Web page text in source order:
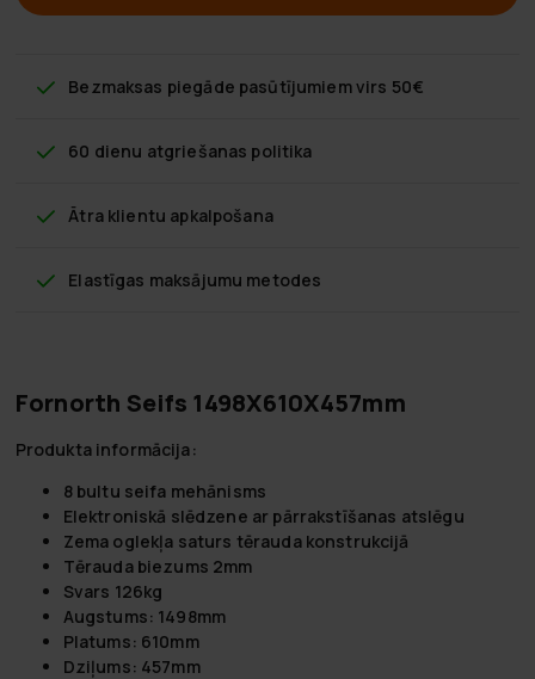
Bezmaksas piegāde pasūtījumiem virs 50€
60 dienu atgriešanas politika
Ātra klientu apkalpošana
Elastīgas maksājumu metodes
Fornorth Seifs 1498X610X457mm
Produkta informācija:
8 bultu seifa mehānisms
Elektroniskā slēdzene ar pārrakstīšanas atslēgu
Zema oglekļa saturs tērauda konstrukcijā
Tērauda biezums 2mm
Svars 126kg
Augstums: 1498mm
Platums: 610mm
Dziļums: 457mm